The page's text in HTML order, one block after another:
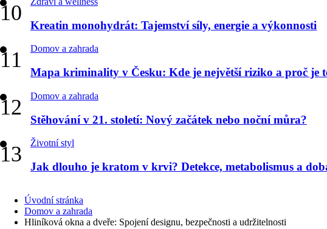
Kreatin monohydrát: Tajemství síly, energie a výkonnosti
Domov a zahrada
Mapa kriminality v Česku: Kde je největší riziko a proč je
Domov a zahrada
Stěhování v 21. století: Nový začátek nebo noční můra?
Životní styl
Jak dlouho je kratom v krvi? Detekce, metabolismus a
Úvodní stránka
Domov a zahrada
Hliníková okna a dveře: Spojení designu, bezpečnosti a udržitelnosti